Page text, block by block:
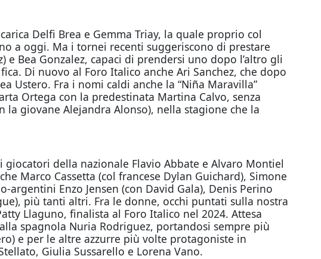
Delfi Brea e Gemma Triay, la quale proprio col
a oggi. Ma i tornei recenti suggeriscono di prestare
Bea Gonzalez, capaci di prendersi uno dopo l’altro gli
Di nuovo al Foro Italico anche Ari Sanchez, che dopo
Ustero. Fra i nomi caldi anche la “Niña Maravilla”
Ortega con la predestinata Martina Calvo, senza
la giovane Alejandra Alonso), nella stagione che la
della nazionale Flavio Abbate e Alvaro Montiel
Marco Cassetta (col francese Dylan Guichard), Simone
Enzo Jensen (con David Gala), Denis Perino
più tanti altri. Fra le donne, occhi puntati sulla nostra
Llaguno, finalista al Foro Italico nel 2024. Attesa
spagnola Nuria Rodriguez, portandosi sempre più
e per le altre azzurre più volte protagoniste in
Giulia Sussarello e Lorena Vano.